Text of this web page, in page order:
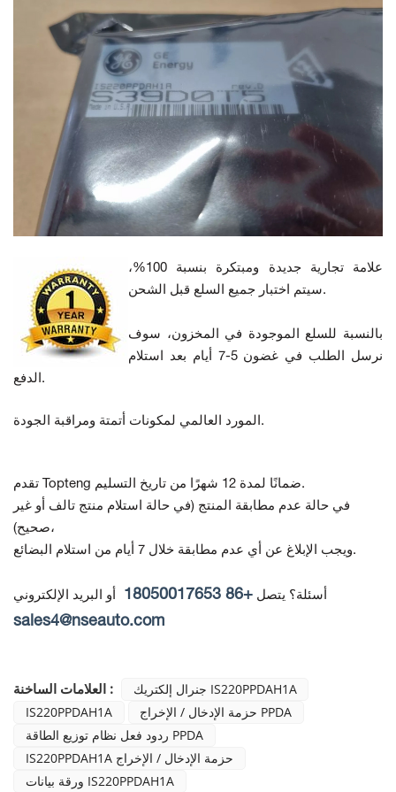
علامة تجارية جديدة ومبتكرة بنسبة 100%،
سيتم اختبار جميع السلع قبل الشحن.
بالنسبة للسلع الموجودة في المخزون، سوف
نرسل الطلب في غضون 5-7 أيام بعد استلام
الدفع.
المورد العالمي لمكونات أتمتة ومراقبة الجودة.
تقدم Topteng ضمانًا لمدة 12 شهرًا من تاريخ التسليم.
في حالة عدم مطابقة المنتج (في حالة استلام منتج تالف أو غير
صحيح)،
ويجب الإبلاغ عن أي عدم مطابقة خلال 7 أيام من استلام البضائع.
أسئلة؟ يتصل +86 18050017653 أو البريد الإلكتروني
sales4@nseauto.com
العلامات الساخنة :
جنرال إلكتريك IS220PPDAH1A
IS220PPDAH1A
حزمة الإدخال / الإخراج PPDA
ردود فعل نظام توزيع الطاقة PPDA
IS220PPDAH1A حزمة الإدخال / الإخراج
ورقة بيانات IS220PPDAH1A